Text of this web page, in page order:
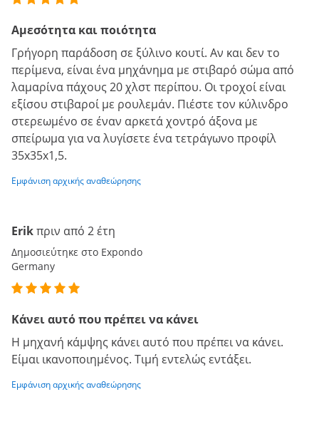
Αμεσότητα και ποιότητα
Γρήγορη παράδοση σε ξύλινο κουτί. Αν και δεν το
περίμενα, είναι ένα μηχάνημα με στιβαρό σώμα από
λαμαρίνα πάχους 20 χλστ περίπου. Οι τροχοί είναι
εξίσου στιβαροί με ρουλεμάν. Πιέστε τον κύλινδρο
στερεωμένο σε έναν αρκετά χοντρό άξονα με
σπείρωμα για να λυγίσετε ένα τετράγωνο προφίλ
35x35x1,5.
Εμφάνιση αρχικής αναθεώρησης
Erikπριν από 2 έτη
Δημοσιεύτηκε στο Expondo
Germany
Κάνει αυτό που πρέπει να κάνει
Η μηχανή κάμψης κάνει αυτό που πρέπει να κάνει.
Είμαι ικανοποιημένος. Τιμή εντελώς εντάξει.
Εμφάνιση αρχικής αναθεώρησης